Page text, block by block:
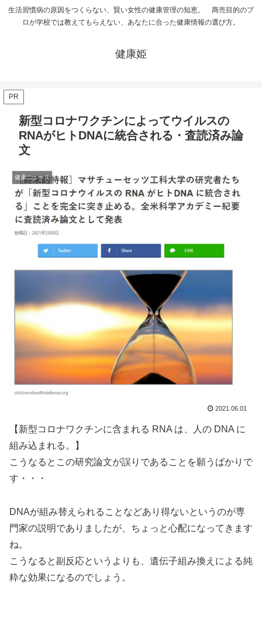
生活習慣病の原因をつくらない、賢い女性の健康管理の知恵。 商売目的のプ
ロが学校では教えてもらえない、あなたに合った健康情報の選び方。
健康姫
PR
新型コロナワクチンによってウイルスの
RNAがヒトDNAに統合される・査読済み論
文
健康ニュース
2021.06.01
【新型コロナワクチンに含まれる RNA は、人の DNA に
組み込まれる。】
こうなるとこの研究論文が誤りであることを願うばかりで
す・・・
DNAが組み替えられることなどあり得ないというのが専
門家の説明でありましたが、ちょっと心配になってきます
ね。
こうなると副反応というよりも、遺伝子組み換えによる純
粋な効果になるのでしょう。